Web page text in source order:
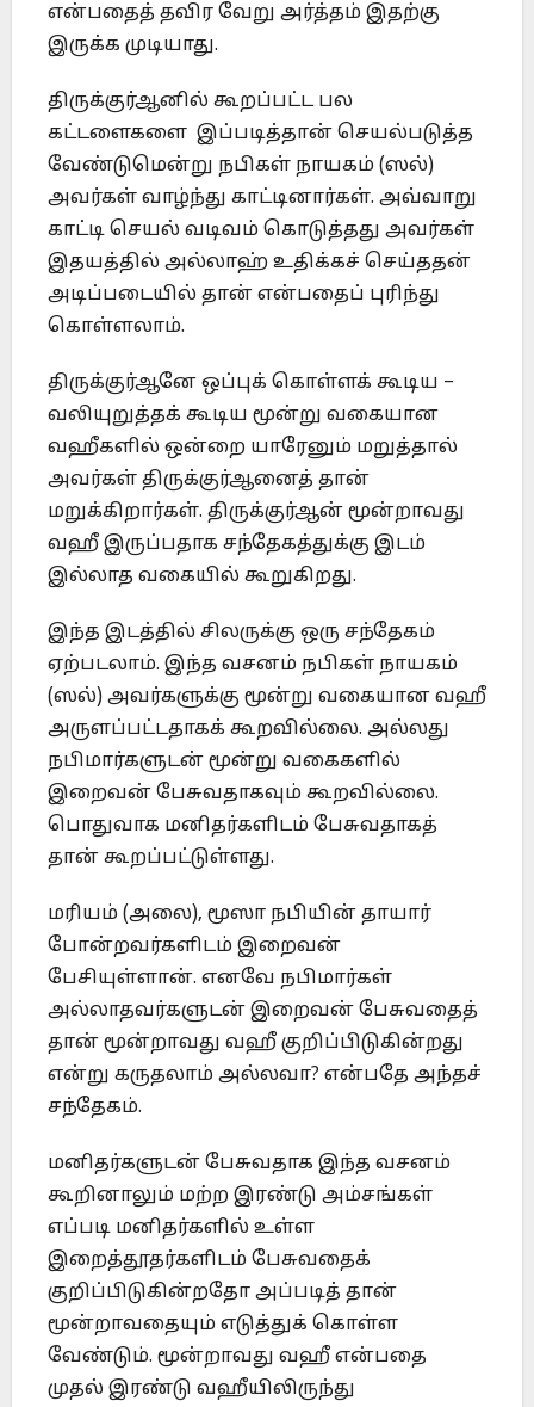
என்பதைத் தவிர வேறு அர்த்தம் இதற்கு
இருக்க முடியாது.
திருக்குர்ஆனில் கூறப்பட்ட பல
கட்டளைகளை இப்படித்தான் செயல்படுத்த
வேண்டுமென்று நபிகள் நாயகம் (ஸல்)
அவர்கள் வாழ்ந்து காட்டினார்கள். அவ்வாறு
காட்டி செயல் வடிவம் கொடுத்தது அவர்கள்
இதயத்தில் அல்லாஹ் உதிக்கச் செய்ததன்
அடிப்படையில் தான் என்பதைப் புரிந்து
கொள்ளலாம்.
திருக்குர்ஆனே ஒப்புக் கொள்ளக் கூடிய –
வலியுறுத்தக் கூடிய மூன்று வகையான
வஹீகளில் ஒன்றை யாரேனும் மறுத்தால்
அவர்கள் திருக்குர்ஆனைத் தான்
மறுக்கிறார்கள். திருக்குர்ஆன் மூன்றாவது
வஹீ இருப்பதாக சந்தேகத்துக்கு இடம்
இல்லாத வகையில் கூறுகிறது.
இந்த இடத்தில் சிலருக்கு ஒரு சந்தேகம்
ஏற்படலாம். இந்த வசனம் நபிகள் நாயகம்
(ஸல்) அவர்களுக்கு மூன்று வகையான வஹீ
அருளப்பட்டதாகக் கூறவில்லை. அல்லது
நபிமார்களுடன் மூன்று வகைகளில்
இறைவன் பேசுவதாகவும் கூறவில்லை.
பொதுவாக மனிதர்களிடம் பேசுவதாகத்
தான் கூறப்பட்டுள்ளது.
மரியம் (அலை), மூஸா நபியின் தாயார்
போன்றவர்களிடம் இறைவன்
பேசியுள்ளான். எனவே நபிமார்கள்
அல்லாதவர்களுடன் இறைவன் பேசுவதைத்
தான் மூன்றாவது வஹீ குறிப்பிடுகின்றது
என்று கருதலாம் அல்லவா? என்பதே அந்தச்
சந்தேகம்.
மனிதர்களுடன் பேசுவதாக இந்த வசனம்
கூறினாலும் மற்ற இரண்டு அம்சங்கள்
எப்படி மனிதர்களில் உள்ள
இறைத்தூதர்களிடம் பேசுவதைக்
குறிப்பிடுகின்றதோ அப்படித் தான்
மூன்றாவதையும் எடுத்துக் கொள்ள
வேண்டும். மூன்றாவது வஹீ என்பதை
முதல் இரண்டு வஹீயிலிருந்து